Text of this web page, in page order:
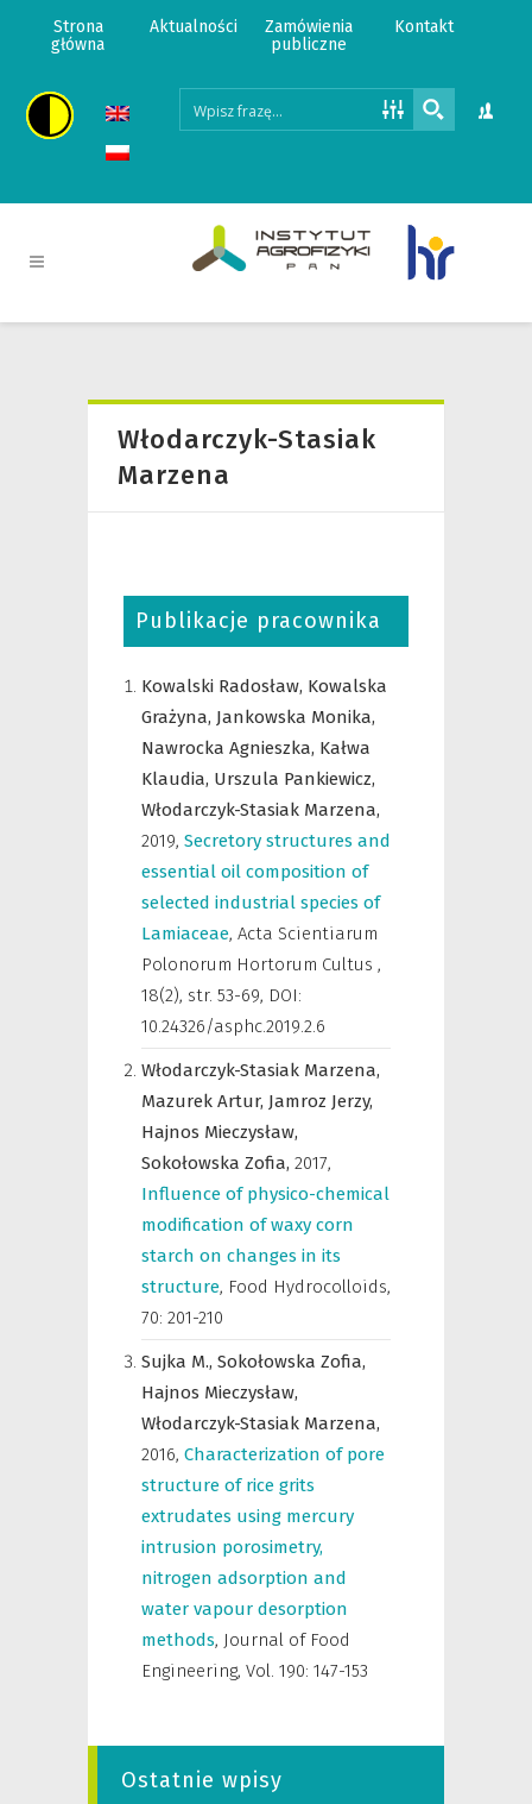
Strona
główna
Aktualności
Zamówienia
publiczne
Kontakt
Włodarczyk-Stasiak
Marzena
Publikacje pracownika
Kowalski Radosław, Kowalska
Grażyna, Jankowska Monika,
Nawrocka Agnieszka, Kałwa
Klaudia, Urszula Pankiewicz,
Włodarczyk-Stasiak Marzena,
2019, Secretory structures and
essential oil composition of
selected industrial species of
Lamiaceae, Acta Scientiarum
Polonorum Hortorum Cultus ,
18(2), str. 53-69, DOI:
10.24326/asphc.2019.2.6
Włodarczyk-Stasiak Marzena,
Mazurek Artur, Jamroz Jerzy,
Hajnos Mieczysław,
Sokołowska Zofia, 2017,
Influence of physico-chemical
modification of waxy corn
starch on changes in its
structure, Food Hydrocolloids,
70: 201-210
Sujka M., Sokołowska Zofia,
Hajnos Mieczysław,
Włodarczyk-Stasiak Marzena,
2016, Characterization of pore
structure of rice grits
extrudates using mercury
intrusion porosimetry,
nitrogen adsorption and
water vapour desorption
methods, Journal of Food
Engineering, Vol. 190: 147-153
Ostatnie wpisy